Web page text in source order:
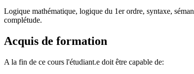
Logique mathématique, logique du 1er ordre, syntaxe,
complétude.
Acquis de formation
A la fin de ce cours l'étudiant.e doit être capable de: